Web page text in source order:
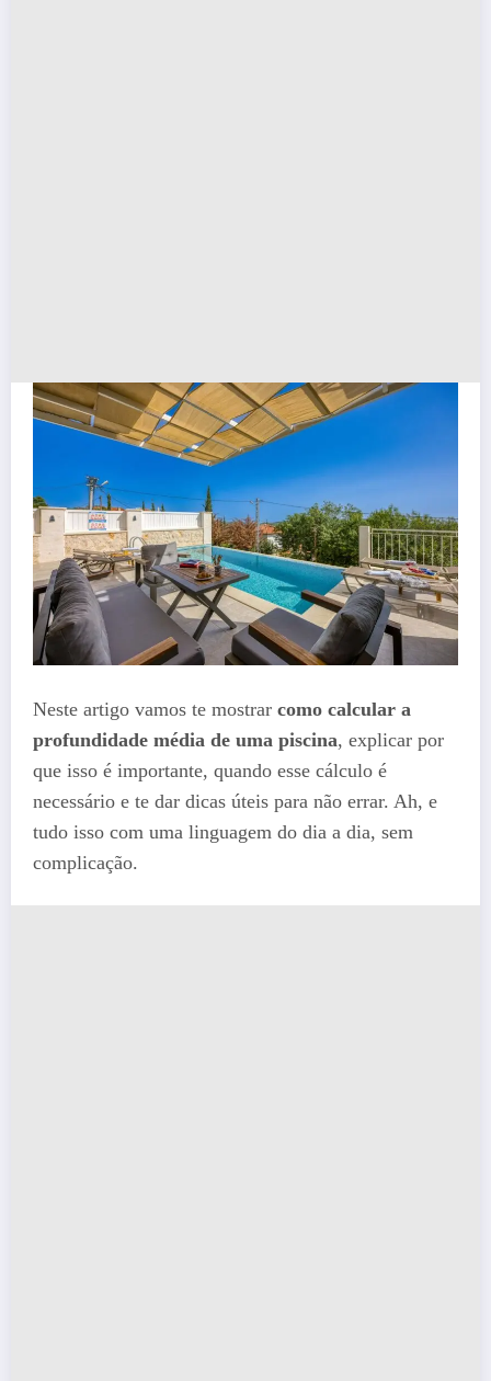
Neste artigo vamos te mostrar como calcular a
profundidade média de uma piscina, explicar por
que isso é importante, quando esse cálculo é
necessário e te dar dicas úteis para não errar. Ah, e
tudo isso com uma linguagem do dia a dia, sem
complicação.